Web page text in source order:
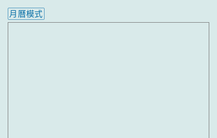
月曆模式